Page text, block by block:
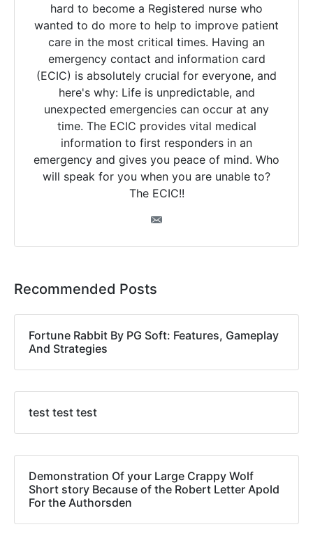
hard to become a Registered nurse who
wanted to do more to help to improve patient
care in the most critical times. Having an
emergency contact and information card
(ECIC) is absolutely crucial for everyone, and
here's why: Life is unpredictable, and
unexpected emergencies can occur at any
time. The ECIC provides vital medical
information to first responders in an
emergency and gives you peace of mind. Who
will speak for you when you are unable to?
The ECIC!!
Recommended Posts
Fortune Rabbit By PG Soft: Features, Gameplay
And Strategies
test test test
Demonstration Of your Large Crappy Wolf
Short story Because of the Robert Letter Apold
For the Authorsden